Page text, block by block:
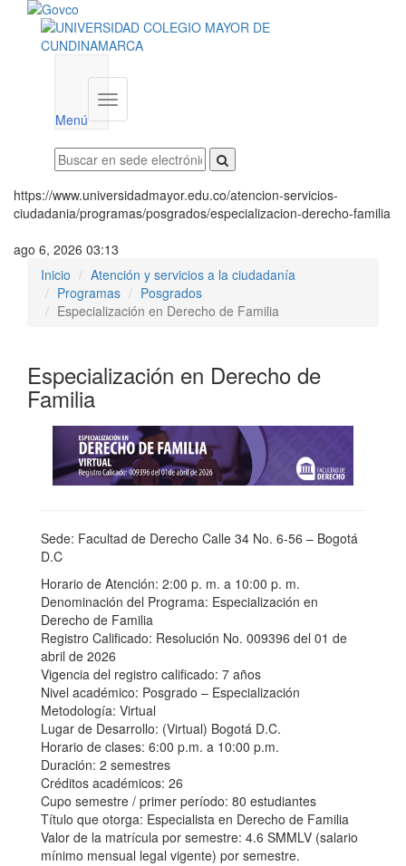
Menú
Menú
institucional
https://www.universidadmayor.edu.co/atencion-servicios-
ciudadania/programas/posgrados/especializacion-derecho-familia
ago 6, 2026 03:13
Inicio
Atención y servicios a la ciudadanía
Programas
Posgrados
Especialización en Derecho de Familia
Especialización en Derecho de
Familia
Sede: Facultad de Derecho Calle 34 No. 6-56 – Bogotá
D.C
Horario de Atención: 2:00 p. m. a 10:00 p. m.
Denominación del Programa: Especialización en
Derecho de Familia
Registro Calificado: Resolución No. 009396 del 01 de
abril de 2026
Vigencia del registro calificado: 7 años
Nivel académico: Posgrado – Especialización
Metodología: Virtual
Lugar de Desarrollo: (Virtual) Bogotá D.C.
Horario de clases: 6:00 p.m. a 10:00 p.m.
Duración: 2 semestres
Créditos académicos: 26
Cupo semestre / primer período: 80 estudiantes
Título que otorga: Especialista en Derecho de Familia
Valor de la matrícula por semestre: 4.6 SMMLV (salario
mínimo mensual legal vigente) por semestre.